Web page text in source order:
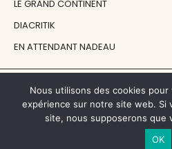
LE GRAND CONTINENT
DIACRITIK
EN ATTENDANT NADEAU
NOS SOUTIENS
CENTRE NATIONAL DU LIVRE
Nous utilisons des cookies pour
expérience sur notre site web. Si
site, nous supposerons que
OK